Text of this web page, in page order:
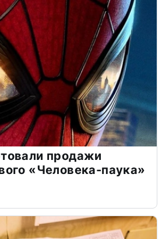
продажи
«Человека-паука»